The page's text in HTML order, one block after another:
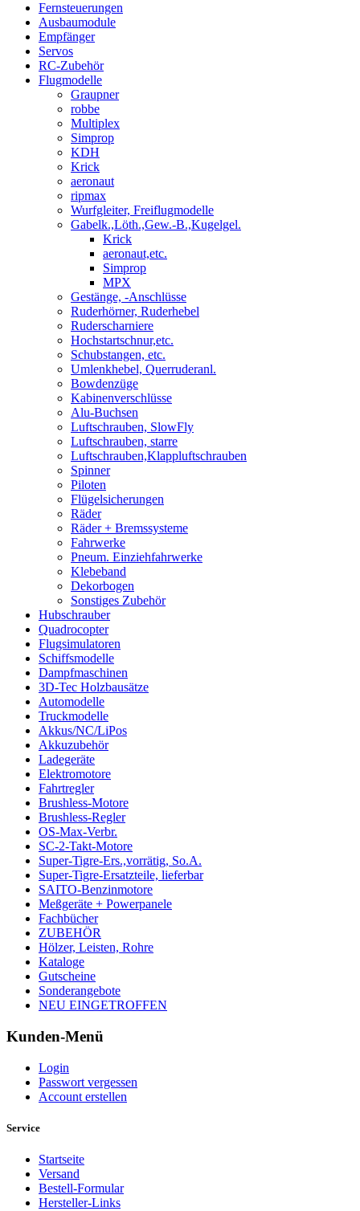
Fernsteuerungen
Ausbaumodule
Empfänger
Servos
RC-Zubehör
Flugmodelle
Graupner
robbe
Multiplex
Simprop
KDH
Krick
aeronaut
ripmax
Wurfgleiter, Freiflugmodelle
Gabelk.,Löth.,Gew.-B.,Kugelgel.
Krick
aeronaut,etc.
Simprop
MPX
Gestänge, -Anschlüsse
Ruderhörner, Ruderhebel
Ruderscharniere
Hochstartschnur,etc.
Schubstangen, etc.
Umlenkhebel, Querruderanl.
Bowdenzüge
Kabinenverschlüsse
Alu-Buchsen
Luftschrauben, SlowFly
Luftschrauben, starre
Luftschrauben,Klappluftschrauben
Spinner
Piloten
Flügelsicherungen
Räder
Räder + Bremssysteme
Fahrwerke
Pneum. Einziehfahrwerke
Klebeband
Dekorbogen
Sonstiges Zubehör
Hubschrauber
Quadrocopter
Flugsimulatoren
Schiffsmodelle
Dampfmaschinen
3D-Tec Holzbausätze
Automodelle
Truckmodelle
Akkus/NC/LiPos
Akkuzubehör
Ladegeräte
Elektromotore
Fahrtregler
Brushless-Motore
Brushless-Regler
OS-Max-Verbr.
SC-2-Takt-Motore
Super-Tigre-Ers.,vorrätig, So.A.
Super-Tigre-Ersatzteile, lieferbar
SAITO-Benzinmotore
Meßgeräte + Powerpanele
Fachbücher
ZUBEHÖR
Hölzer, Leisten, Rohre
Kataloge
Gutscheine
Sonderangebote
NEU EINGETROFFEN
Kunden-Menü
Login
Passwort vergessen
Account erstellen
Service
Startseite
Versand
Bestell-Formular
Hersteller-Links